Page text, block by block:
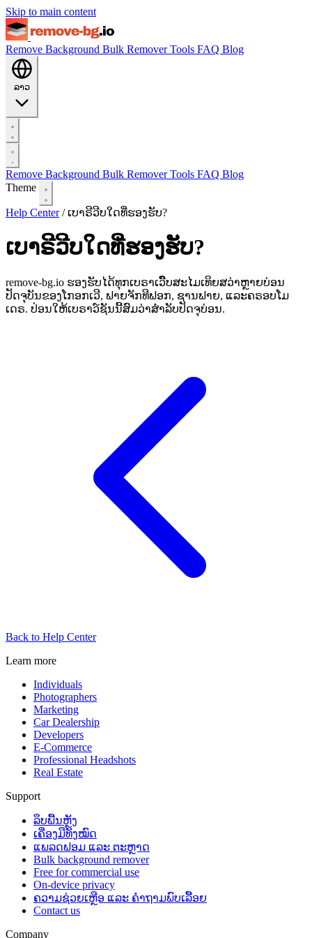
Skip to main content
Remove Background Bulk RemoverTools FAQ Blog
ລາວ
Remove Background Bulk RemoverTools FAQ Blog
Theme
Help Center / ເບາຣີວີບໃດທີ່ຮອງຮັບ?
ເບາຣີວີບໃດທີ່ຮອງຮັບ?
remove-bg.io ຮອງຮັບໄດ້ທຸກເບຣາເວົີບສະໄມເທິຍສວ່າຫຼາຍບ່ອນ
ປັດຈຸບັນຂອງໂກອກເວີ, ຟາຍຈັກທີຟອກ, ຊານຟາຍ, ແລະຄຣອບໂມ
ເດຣ. ປ່ອນໃຫ້ເບຣາວ໌ຊັນນີ້ສົມວ່າສໍາລັບປັດຈຸບ່ອນ.
Back to Help Center
Learn more
Individuals
Photographers
Marketing
Car Dealership
Developers
E-Commerce
Professional Headshots
Real Estate
Support
ລຶບພື້ນຫຼັງ
ເຄື່ອງມືທັງໝົດ
ແພລດຟອມ ແລະ ຕະຫຼາດ
Bulk background remover
Free for commercial use
On-device privacy
ຄວາມຊ່ວຍເຫຼືອ ແລະ ຄຳຖາມພົບເລື້ອຍ
Contact us
Company